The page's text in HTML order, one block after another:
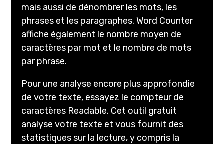
mais aussi de dénombrer les mots, les
phrases et les paragraphes. Word Counter
affiche également le nombre moyen de
caractères par mot et le nombre de mots
par phrase.
Pour une analyse encore plus approfondie
de votre texte, essayez le compteur de
caractères Readable. Cet outil gratuit
analyse votre texte et vous fournit des
statistiques sur la lecture, y compris la